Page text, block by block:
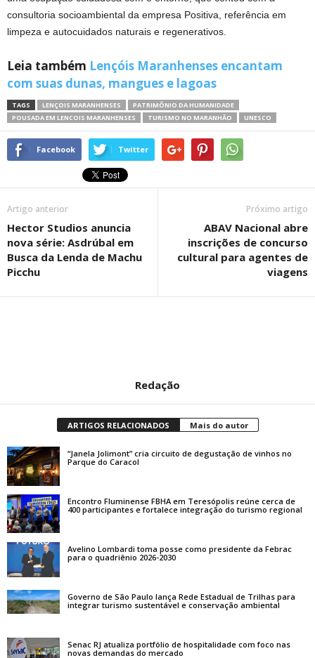
consultoria socioambiental da empresa Positiva, referência em
limpeza e autocuidados naturais e regenerativos.
Leia também Lençóis Maranhenses encantam
com suas dunas, mangues e lagoas
TAGS LENÇOIS MARANHENSES
PATRIMÔNIO DA HUMANIDADE
POUSADA EM LENCOIS MARANHENSES
TURISMO NO MARANHÃO UNESCO
Facebook Twitter
Artigo anterior
Hector Studios anuncia
nova série: Asdrúbal em
Busca da Lenda de Machu
Picchu
Próximo artigo
ABAV Nacional abre
inscrições de concurso
cultural para agentes de
viagens
Redação
ARTIGOS RELACIONADOS Mais do autor
“Janela Jolimont” cria circuito de degustação de vinhos no
Parque do Caracol
Encontro Fluminense FBHA em Teresópolis reúne cerca de
400 participantes e fortalece integração do turismo regional
Avelino Lombardi toma posse como presidente da Febrac
para o quadriênio 2026-2030
Governo de São Paulo lança Rede Estadual de Trilhas para
integrar turismo sustentável e conservação ambiental
Senac RJ atualiza portfólio de hospitalidade com foco nas
novas demandas do mercado